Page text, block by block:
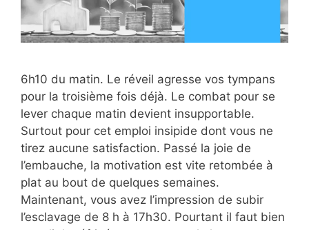
6h10 du matin. Le réveil agresse vos tympans
pour la troisième fois déjà. Le combat pour se
lever chaque matin devient insupportable.
Surtout pour cet emploi insipide dont vous ne
tirez aucune satisfaction. Passé la joie de
l’embauche, la motivation est vite retombée à
plat au bout de quelques semaines.
Maintenant, vous avez l’impression de subir
l’esclavage de 8 h à 17h30. Pourtant il faut bien